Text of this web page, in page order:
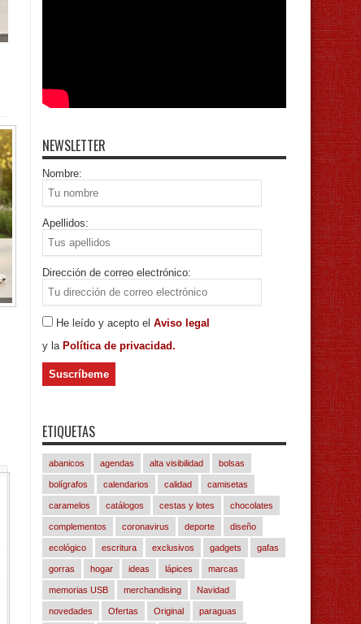
NEWSLETTER
Nombre:
Apellidos:
Dirección de correo electrónico:
He leído y acepto el Aviso legal
y la Política de privacidad.
ETIQUETAS
abanicos agendas alta visibilidad bolsas
bolígrafos calendarios calidad camisetas
caramelos catálogos cestas y lotes chocolates
complementos coronavirus deporte diseño
ecológico escritura exclusivos gadgets gafas
gorras hogar ideas lápices marcas
memorias USB merchandising Navidad
novedades Ofertas Original paraguas